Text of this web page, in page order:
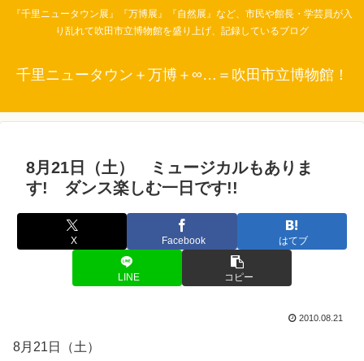
『千里ニュータウン展』『万博展』『自然展』など、市民や館長・学芸員が入
り乱れて吹田市立博物館を盛り上げ、記録しているブログ
千里ニュータウン＋万博＋∞…＝吹田市立博物館！
8月21日（土） ミュージカルもありま
す! ダンス楽しむ一日です!!
X Facebook はてブ
LINE コピー
2010.08.21
8月21日（土）